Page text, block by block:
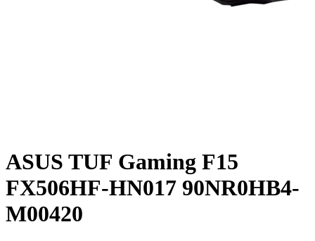
ASUS TUF Gaming F15
FX506HF-HN017 90NR0HB4-
M00420